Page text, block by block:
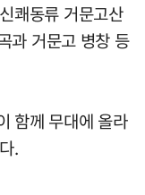
쾌동류 거문고산
과 거문고 병창 등
함께 무대에 올라
.